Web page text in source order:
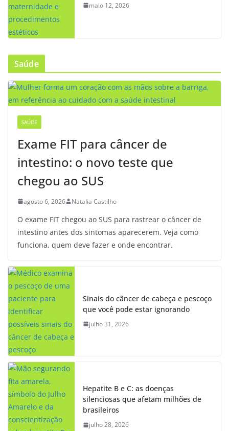
maio 12, 2026
Saúde
SAÚDE
Exame FIT para câncer de
intestino: o novo teste que
chegou ao SUS
agosto 6, 2026 Natalia Castilho
O exame FIT chegou ao SUS para rastrear o câncer de
intestino antes dos sintomas aparecerem. Veja como
funciona, quem deve fazer e onde encontrar.
Sinais do câncer de cabeça e pescoço
que você pode estar ignorando
julho 31, 2026
Hepatite B e C: as doenças
silenciosas que afetam milhões de
brasileiros
julho 28, 2026